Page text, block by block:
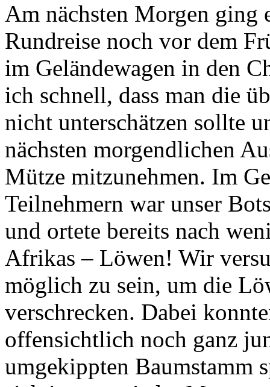
Am nächsten Morgen ging
Rundreise noch vor dem
im Geländewagen in den
ich schnell, dass man die
nicht unterschätzen sollte
nächsten morgendlichen
Mütze mitzunehmen. Im
Teilnehmern war unser
und ortete bereits nach
Afrikas – Löwen! Wir
möglich zu sein, um die
verschrecken. Dabei
offensichtlich noch ganz
umgekippten Baumstamm